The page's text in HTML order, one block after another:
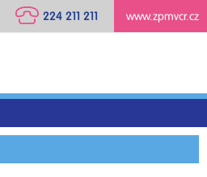
www.zpmvcr.cz
224 211 211